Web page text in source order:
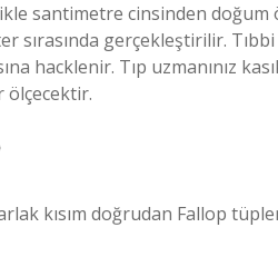
santimetre cinsinden doğum
gerçekleştirilir. Tıbbi
hacklenir. Tıp uzmanınız
ölçecektir.
kısım doğrudan Fallop